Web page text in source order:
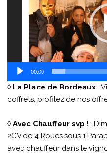
00:00
◊La Place de Bordeaux :
coffrets, profitez de nos
◊Avec Chauffeur svp ! :
2CV de 4 Roues sous 1
avec chauffeur dans le